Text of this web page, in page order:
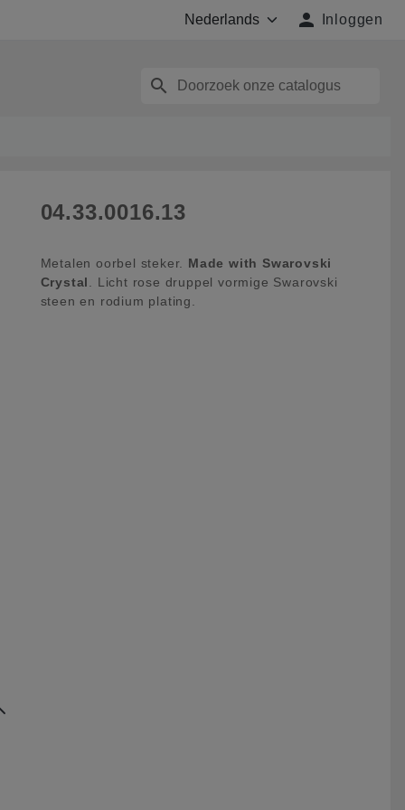
 Inloggen
search
04.33.0016.13
Metalen oorbel steker. Made with Swarovski
Crystal
. Licht rose druppel vormige Swarovski
steen en rodium plating.